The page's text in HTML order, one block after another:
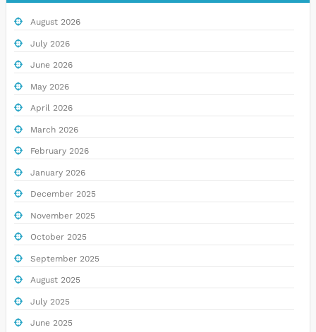
August 2026
July 2026
June 2026
May 2026
April 2026
March 2026
February 2026
January 2026
December 2025
November 2025
October 2025
September 2025
August 2025
July 2025
June 2025